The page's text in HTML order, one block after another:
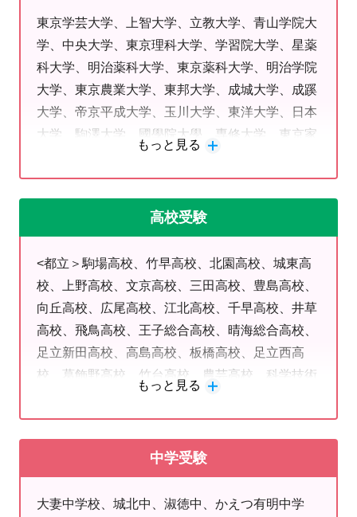
夏期講習についてのお問合せ・ご相談もお気軽に
--------------------------------------------------
-------
個別対応ですので私立生も多く通塾中です。
まずは教室見学・体験授業で教室の
雰囲気を♪
受験合格、成績UP、学力Upへのお問合わせ・ご入会が増えて
６５名以上の講師の中から相性も考慮してお選びいただけます♪
東京学芸大学、上智大学、立教大学、青山学院大
学、中央大学、東京理科大学、学習院大学、星薬
科大学、明治薬科大学、東京薬科大学、明治学院
大学、東京農業大学、東邦大学、成城大学、成蹊
大学、帝京平成大学、玉川大学、東洋大学、日本
大学、駒澤大学、國學院大學、専修大学、東京家
東京都市大学、大正大学、拓殖大学、獨協大学、
東京国際大学、神田外国語大学、東京未来大学、
東京国際工科専門職大学など
もっと見る
高校受験
<都立＞駒場高校、竹早高校、北園高校、城東高
校、上野高校、文京高校、三田高校、豊島高校、
向丘高校、広尾高校、江北高校、千早高校、井草
高校、飛鳥高校、王子総合高校、晴海総合高校、
足立新田高校、高島高校、板橋高校、足立西高
校、葛飾野高校、竹台高校、農芸高校、科学技術
ど
<私立＞淑徳巣鴨高
校、順天高校、城北高校、東京成徳大学高校、東
明治学院高校、豊島学院高校、豊南高校、神田女
もっと見る
中学受験
大妻中学校、城北中、淑徳中、かえつ有明中学